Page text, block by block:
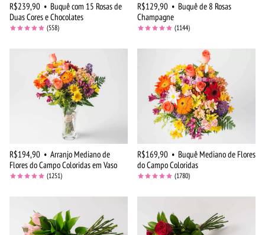
R$239,90 • Buquê com 15 Rosas de
Duas Cores e Chocolates
(558)
R$129,90 • Buquê de 8 Rosas
Champagne
(1144)
R$194,90 • Arranjo Mediano de
Flores do Campo Coloridas em Vaso
(1251)
R$169,90 • Buquê Mediano de Flores
do Campo Coloridas
(1780)